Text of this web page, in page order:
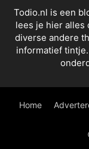
Todio.nl is een
lees je hier alles
diverse andere
informatief
Home